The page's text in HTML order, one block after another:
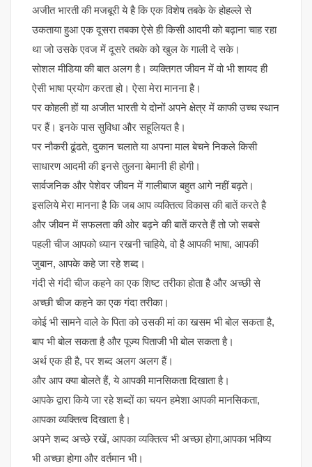
अजीत भारती की मजबूरी ये है कि एक विशेष तबके के होहल्ले से
उकताया हुआ एक दूसरा तबका ऐसे ही किसी आदमी को बढ़ाना चाह रहा
था जो उसके एवज में दूसरे तबके को खुल के गाली दे सके।
सोशल मीडिया की बात अलग है। व्यक्तिगत जीवन में वो भी शायद ही
ऐसी भाषा प्रयोग करता हो। ऐसा मेरा मानना है।
पर कोहली हों या अजीत भारती ये दोनों अपने क्षेत्र में काफी उच्च स्थान
पर हैं। इनके पास सुविधा और सहूलियत है।
पर नौकरी ढूंढते, दुकान चलाते या अपना माल बेचने निकले किसी
साधारण आदमी की इनसे तुलना बेमानी ही होगी।
सार्वजनिक और पेशेवर जीवन में गालीबाज बहुत आगे नहीं बढ़ते।
इसलिये मेरा मानना है कि जब आप व्यक्तित्व विकास की बातें करते है
और जीवन में सफलता की ओर बढ़ने की बातें करते हैं तो जो सबसे
पहली चीज आपको ध्यान रखनी चाहिये, वो है आपकी भाषा, आपकी
जुबान, आपके कहे जा रहे शब्द।
गंदी से गंदी चीज कहने का एक शिष्ट तरीका होता है और अच्छी से
अच्छी चीज कहने का एक गंदा तरीका।
कोई भी सामने वाले के पिता को उसकी मां का खसम भी बोल सकता है,
बाप भी बोल सकता है और पूज्य पिताजी भी बोल सकता है।
अर्थ एक ही है, पर शब्द अलग अलग हैं।
और आप क्या बोलते हैं, ये आपकी मानसिकता दिखाता है।
आपके द्वारा किये जा रहे शब्दों का चयन हमेशा आपकी मानसिकता,
आपका व्यक्तित्व दिखाता है।
अपने शब्द अच्छे रखें, आपका व्यक्तित्व भी अच्छा होगा,आपका भविष्य
भी अच्छा होगा और वर्तमान भी।